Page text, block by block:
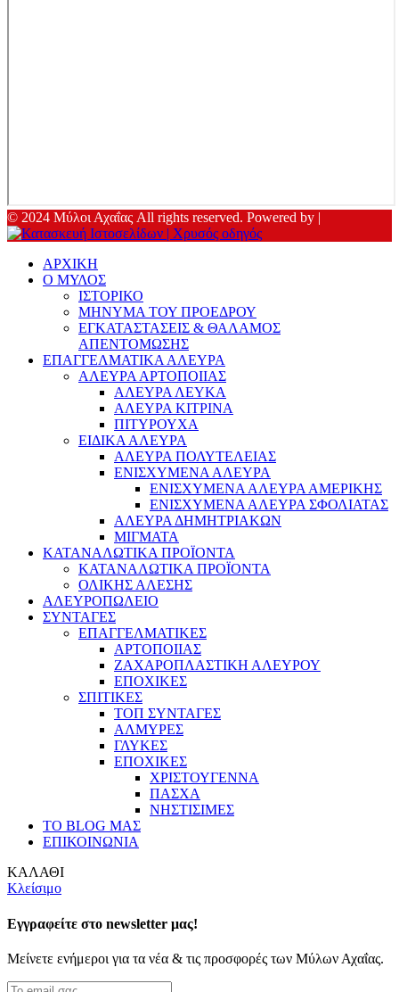
© 2024 Μύλοι Αχαΐας All rights reserved. Powered by |
ΑΡΧΙΚΗ
Ο ΜΥΛΟΣ
ΙΣΤΟΡΙΚΟ
ΜΗΝΥΜΑ ΤΟΥ ΠΡΟΕΔΡΟΥ
ΕΓΚΑΤΑΣΤΑΣΕΙΣ & ΘΑΛΑΜΟΣ
ΑΠΕΝΤΟΜΩΣΗΣ
ΕΠΑΓΓΕΛΜΑΤΙΚΑ ΑΛΕΥΡΑ
ΑΛΕΥΡΑ ΑΡΤΟΠΟΙΙΑΣ
ΑΛΕΥΡΑ ΛΕΥΚΑ
ΑΛΕΥΡΑ ΚΙΤΡΙΝΑ
ΠΙΤΥΡΟΥΧΑ
ΕΙΔΙΚΑ ΑΛΕΥΡΑ
ΑΛΕΥΡΑ ΠΟΛΥΤΕΛΕΙΑΣ
ΕΝΙΣΧΥΜΕΝΑ ΑΛΕΥΡΑ
ΕΝΙΣΧΥΜΕΝΑ ΑΛΕΥΡΑ ΑΜΕΡΙΚΗΣ
ΕΝΙΣΧΥΜΕΝΑ ΑΛΕΥΡΑ ΣΦΟΛΙΑΤΑΣ
ΑΛΕΥΡΑ ΔΗΜΗΤΡΙΑΚΩΝ
ΜΙΓΜΑΤΑ
ΚΑΤΑΝΑΛΩΤΙΚΑ ΠΡΟΪΟΝΤΑ
ΚΑΤΑΝΑΛΩΤΙΚΑ ΠΡΟΪΟΝΤΑ
ΟΛΙΚΗΣ ΑΛΕΣΗΣ
ΑΛΕΥΡΟΠΩΛΕΙΟ
ΣΥΝΤΑΓΕΣ
ΕΠΑΓΓΕΛΜΑΤΙΚΕΣ
ΑΡΤΟΠΟΙΙΑΣ
ΖΑΧΑΡΟΠΛΑΣΤΙΚΗ ΑΛΕΥΡΟΥ
ΕΠΟΧΙΚΕΣ
ΣΠΙΤΙΚΕΣ
ΤΟΠ ΣΥΝΤΑΓΕΣ
ΑΛΜΥΡΕΣ
ΓΛΥΚΕΣ
ΕΠΟΧΙΚΕΣ
ΧΡΙΣΤΟΥΓΕΝΝΑ
ΠΑΣΧΑ
ΝΗΣΤΙΣΙΜΕΣ
ΤΟ BLOG ΜΑΣ
ΕΠΙΚΟΙΝΩΝΙΑ
ΚΑΛΑΘΙ
Κλείσιμο
Εγγραφείτε στο newsletter μας!
Μείνετε ενήμεροι για τα νέα & τις προσφορές των Μύλων Αχαΐας.